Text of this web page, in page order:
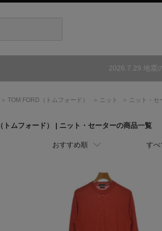
2026.7.29 地震
TOM FORD （トムフォード） ニット ニット・セ
（トムフォード） | ニット・セーターの商品一覧
おすすめ順 すべ